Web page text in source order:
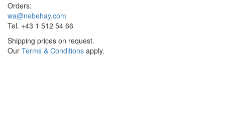
Orders:
wa@nebehay.com
Tel. +43 1 512 54 66
Shipping prices on request.
Our Terms & Conditions apply.